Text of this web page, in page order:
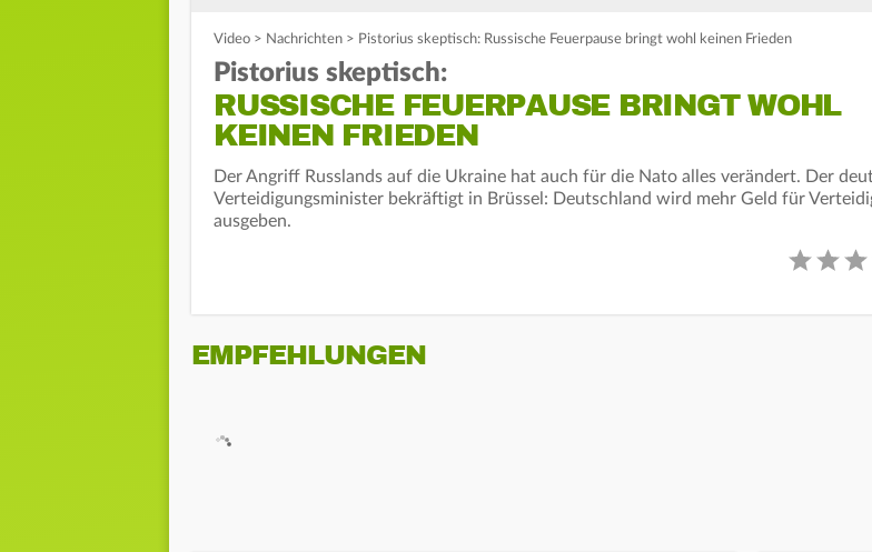
Video > Nachrichten > Pistorius skeptisch: Russische Feuerpause bringt wohl keinen Frieden
Pistorius skeptisch:
RUSSISCHE FEUERPAUSE BRINGT WOHL
KEINEN FRIEDEN
Der Angriff Russlands auf die Ukraine hat auch für die Nato alles verändert. Der
Verteidigungsminister bekräftigt in Brüssel: Deutschland wird mehr Geld für
ausgeben.
EMPFEHLUNGEN